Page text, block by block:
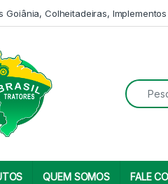
Goiânia, Colheitadeiras,
Search
QUEM SOMOS FALE